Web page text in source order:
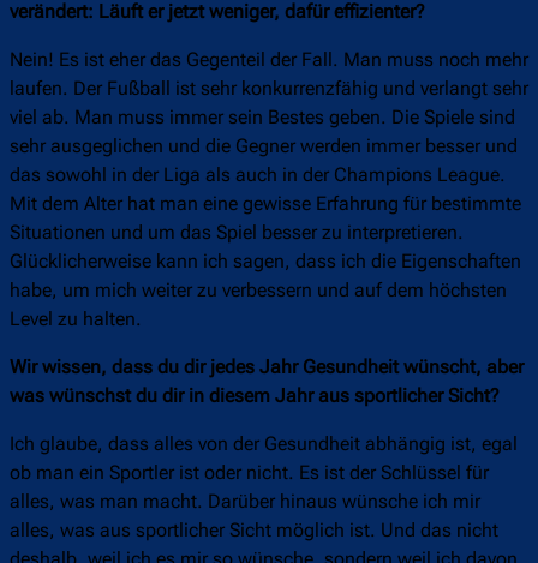
verändert: Läuft er jetzt weniger, dafür effizienter?
Nein! Es ist eher das Gegenteil der Fall. Man muss noch mehr
laufen. Der Fußball ist sehr konkurrenzfähig und verlangt sehr
viel ab. Man muss immer sein Bestes geben. Die Spiele sind
sehr ausgeglichen und die Gegner werden immer besser und
das sowohl in der Liga als auch in der Champions League.
Mit dem Alter hat man eine gewisse Erfahrung für bestimmte
Situationen und um das Spiel besser zu interpretieren.
Glücklicherweise kann ich sagen, dass ich die Eigenschaften
habe, um mich weiter zu verbessern und auf dem höchsten
Level zu halten.
Wir wissen, dass du dir jedes Jahr Gesundheit wünscht, aber
was wünschst du dir in diesem Jahr aus sportlicher Sicht?
Ich glaube, dass alles von der Gesundheit abhängig ist, egal
ob man ein Sportler ist oder nicht. Es ist der Schlüssel für
alles, was man macht. Darüber hinaus wünsche ich mir
alles, was aus sportlicher Sicht möglich ist. Und das nicht